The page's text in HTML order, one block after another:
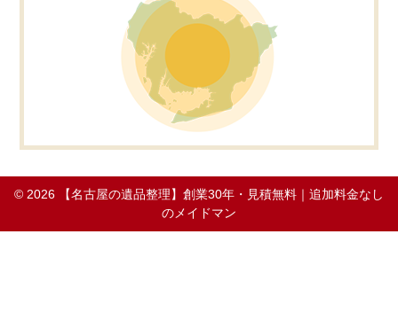
© 2026
【名古屋の遺品整理】創業30年・見積無料｜追加料金なし
のメイドマン